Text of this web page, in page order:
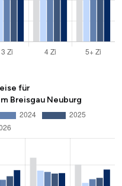
für
Breisgau Neuburg